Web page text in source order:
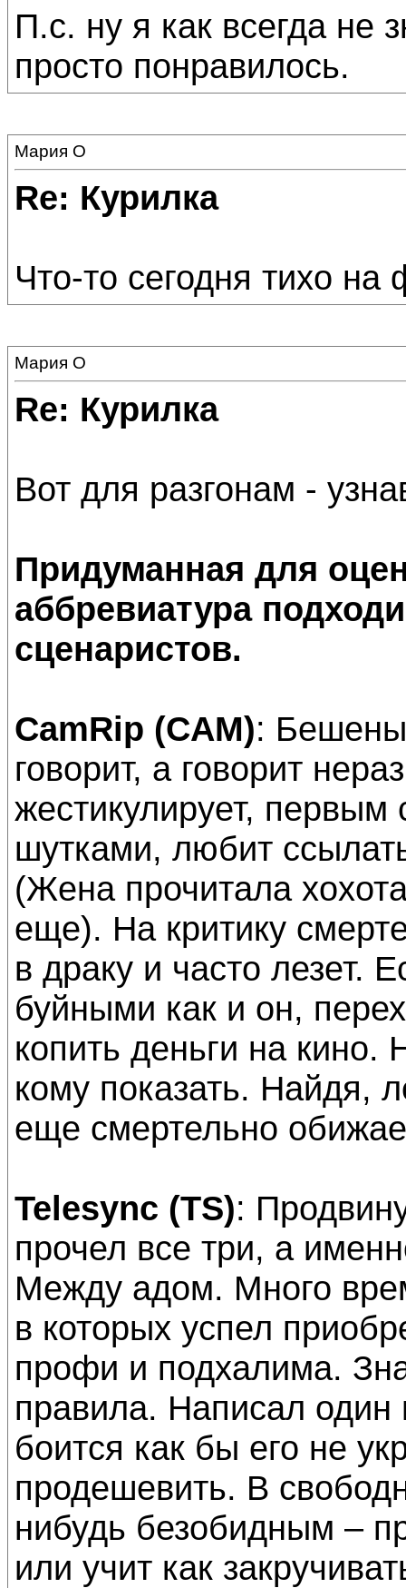
П.с. ну я как всегда
просто понравилось.
Мария О
Re: Курилка
Что-то сегодня тихо
Мария О
Re: Курилка
Вот для разгонам -
Придуманная для
аббревиатура
сценаристов.
CamRip (CAM):
говорит, а говорит
жестикулирует,
шутками, любит
(Жена прочитала
еще). На критику
в драку и часто лезет.
буйными как и он,
копить деньги на
кому показать. Найдя,
еще смертельно
Telesync (TS):
прочел все три, а
Между адом. Много
в которых успел
профи и подхалима.
правила. Написал один
боится как бы его не
продешевить. В
нибудь безобидным –
или учит как